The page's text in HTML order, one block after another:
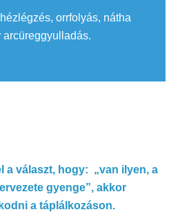
orrfolyás, nátha
arcüreggyulladás.
a választ, hogy: „van ilyen, a
gyenge”, akkor
a táplálkozáson.